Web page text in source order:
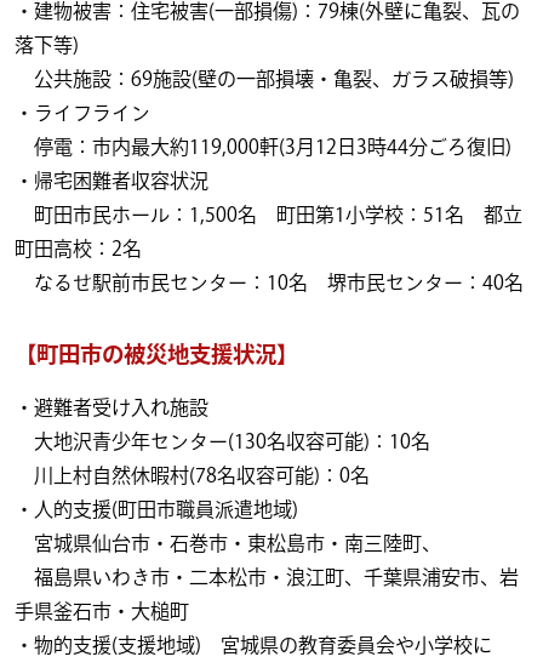
・建物被害：住宅被害(一部損傷)：79棟(外壁に亀裂、瓦の
落下等)
公共施設：69施設(壁の一部損壊・亀裂、ガラス破損等)
・ライフライン
停電：市内最大約119,000軒(3月12日3時44分ごろ復旧)
・帰宅困難者収容状況
町田市民ホール：1,500名 町田第1小学校：51名 都立
町田高校：2名
なるせ駅前市民センター：10名 堺市民センター：40名
【町田市の被災地支援状況】
・避難者受け入れ施設
大地沢青少年センター(130名収容可能)：10名
川上村自然休暇村(78名収容可能)：0名
・人的支援(町田市職員派遣地域)
宮城県仙台市・石巻市・東松島市・南三陸町、
福島県いわき市・二本松市・浪江町、千葉県浦安市、岩
手県釜石市・大槌町
・物的支援(支援地域) 宮城県の教育委員会や小学校に